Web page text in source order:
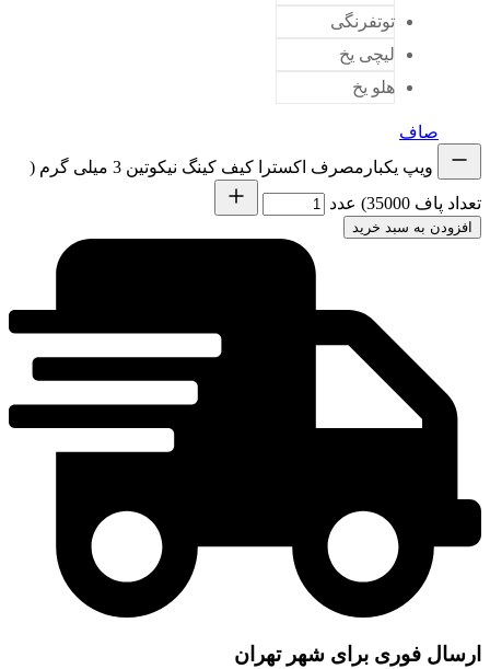
توتفرنگی
لیچی یخ
هلو یخ
صاف
ویپ یکبارمصرف اکسترا کیف کینگ نیکوتین 3 میلی گرم (
تعداد پاف 35000) عدد
افزودن به سبد خرید
ارسال فوری برای شهر تهران